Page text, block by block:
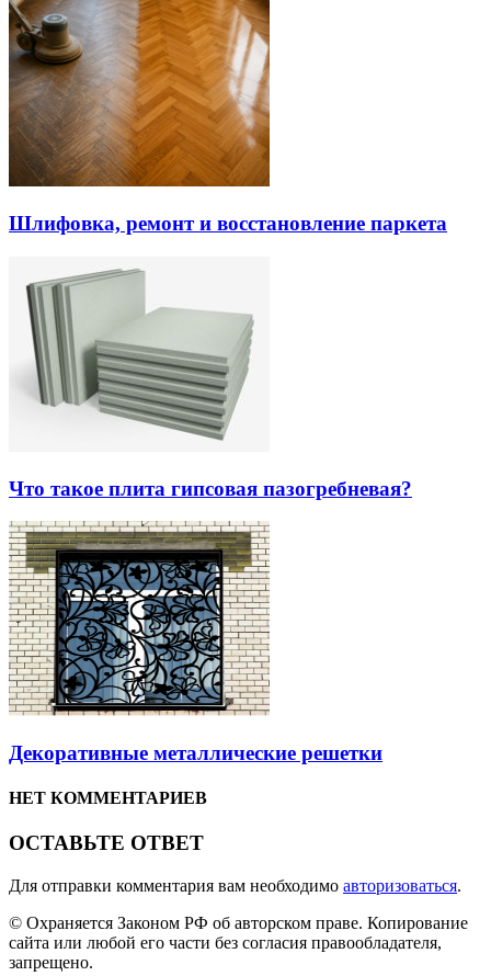
Шлифовка, ремонт и восстановление паркета
Что такое плита гипсовая пазогребневая?
Декоративные металлические решетки
НЕТ КОММЕНТАРИЕВ
ОСТАВЬТЕ ОТВЕТ
Для отправки комментария вам необходимо авторизоваться.
© Охраняется Законом РФ об авторском праве. Копирование
сайта или любой его части без согласия правообладателя,
запрещено.